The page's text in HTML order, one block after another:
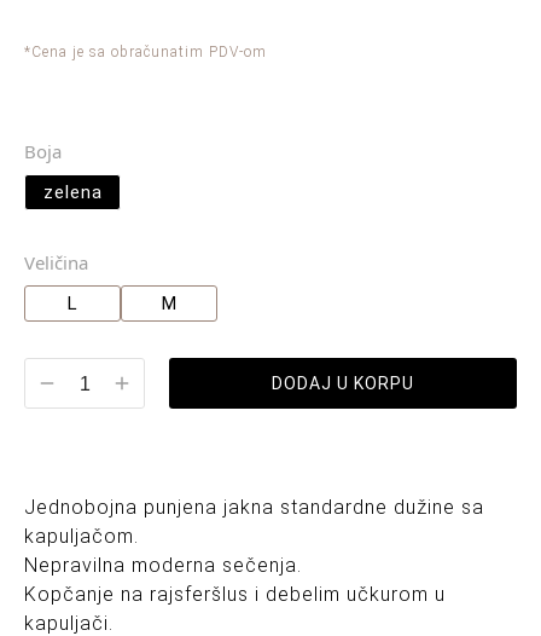
*Cena je sa obračunatim PDV-om
Boja
zelena
Veličina
L M
DODAJ U KORPU
Jednobojna punjena jakna standardne dužine sa
kapuljačom.
Nepravilna moderna sečenja.
Kopčanje na rajsferšlus i debelim učkurom u
kapuljači.